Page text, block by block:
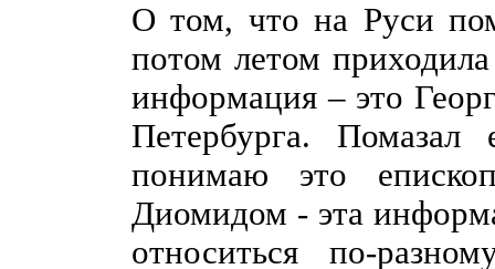
О том, что на Руси
потом летом
информация – это
Петербурга.
понимаю это
Диомидом - эта
относиться по-